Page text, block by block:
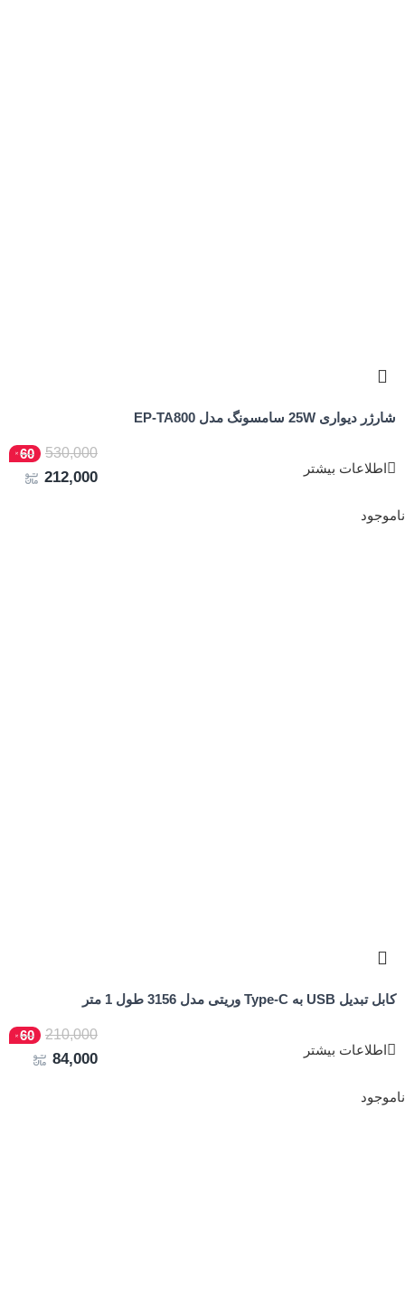
شارژر دیواری 25W سامسونگ مدل EP-TA800
اطلاعات بیشتر
530,000
60
212,000
ناموجود
کابل تبدیل USB به Type-C وریتی مدل 3156 طول 1 متر
اطلاعات بیشتر
210,000
60
84,000
ناموجود